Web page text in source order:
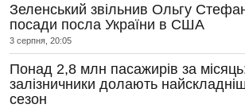
Зеленський звільнив Ольгу
посади посла України в США
3 серпня, 20:05
Понад 2,8 млн пасажирів за
залізничники долають
сезон